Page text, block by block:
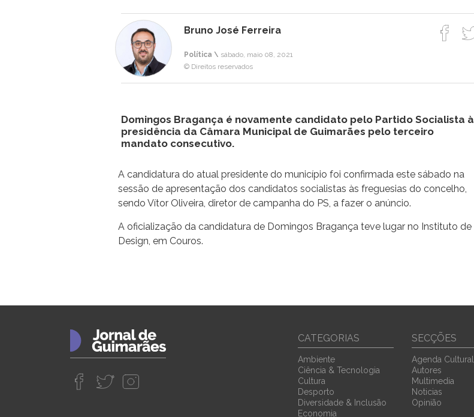
Bruno José Ferreira
Política \ sábado, maio 08, 2021
© Direitos reservados
Domingos Bragança é novamente candidato pelo Partido Socialista à
presidência da Câmara Municipal de Guimarães pelo terceiro
mandato consecutivo.
A candidatura do atual presidente do município foi confirmada este sábado na
sessão de apresentação dos candidatos socialistas às freguesias do concelho,
sendo Vítor Oliveira, diretor de campanha do PS, a fazer o anúncio.
A oficialização da candidatura de Domingos Bragança teve lugar no Instituto de
Design, em Couros.
CATEGORIAS
Ambiente
Ciência & Tecnologia
Cultura
Desporto
Diversidade & Inclusão
Economia
SECÇÕES
Agenda Cultural
Autores
Multimedia
Noticias
Opinião